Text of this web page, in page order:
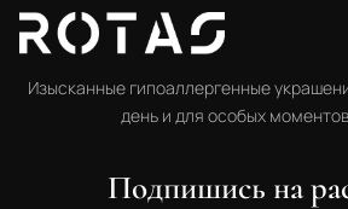
Изысканные гипоаллергенные
день и для особых
Подпишись на